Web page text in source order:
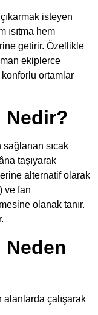
isteyen
ısıtma hem
getirir. Özellikle
ekiplerce
konforlu ortamlar
Nedir?
sıcak
taşıyarak
alternatif olarak
ve fan
olanak tanır.
alanlarda çalışarak